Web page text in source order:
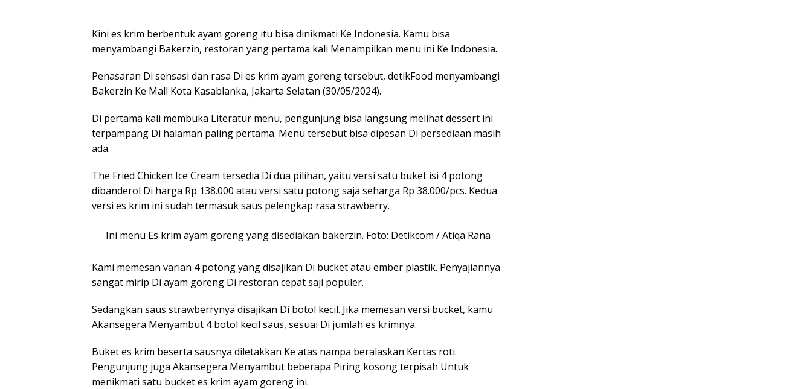
Kini es krim berbentuk ayam goreng itu bisa dinikmati Ke Indonesia. Kamu bisa
menyambangi Bakerzin, restoran yang pertama kali Menampilkan menu ini Ke Indonesia.
Penasaran Di sensasi dan rasa Di es krim ayam goreng tersebut, detikFood menyambangi
Bakerzin Ke Mall Kota Kasablanka, Jakarta Selatan (30/05/2024).
Di pertama kali membuka Literatur menu, pengunjung bisa langsung melihat dessert ini
terpampang Di halaman paling pertama. Menu tersebut bisa dipesan Di persediaan masih
ada.
The Fried Chicken Ice Cream tersedia Di dua pilihan, yaitu versi satu buket isi 4 potong
dibanderol Di harga Rp 138.000 atau versi satu potong saja seharga Rp 38.000/pcs. Kedua
versi es krim ini sudah termasuk saus pelengkap rasa strawberry.
Ini menu Es krim ayam goreng yang disediakan bakerzin. Foto: Detikcom / Atiqa Rana
Kami memesan varian 4 potong yang disajikan Di bucket atau ember plastik. Penyajiannya
sangat mirip Di ayam goreng Di restoran cepat saji populer.
Sedangkan saus strawberrynya disajikan Di botol kecil. Jika memesan versi bucket, kamu
Akansegera Menyambut 4 botol kecil saus, sesuai Di jumlah es krimnya.
Buket es krim beserta sausnya diletakkan Ke atas nampa beralaskan Kertas roti.
Pengunjung juga Akansegera Menyambut beberapa Piring kosong terpisah Untuk
menikmati satu bucket es krim ayam goreng ini.